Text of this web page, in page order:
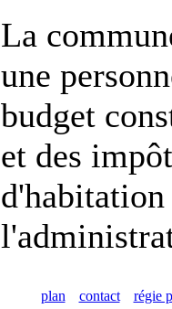
La
une
budget
et des
plan contact régie